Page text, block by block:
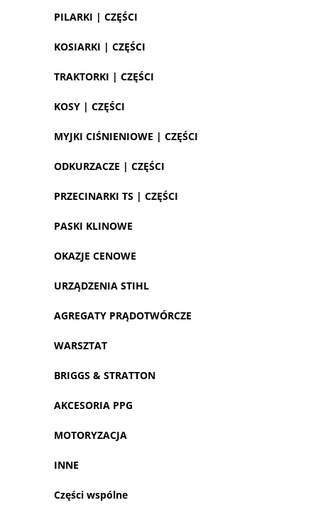
PILARKI | CZĘŚCI
KOSIARKI | CZĘŚCI
TRAKTORKI | CZĘŚCI
KOSY | CZĘŚCI
MYJKI CIŚNIENIOWE | CZĘŚCI
ODKURZACZE | CZĘŚCI
PRZECINARKI TS | CZĘŚCI
PASKI KLINOWE
OKAZJE CENOWE
URZĄDZENIA STIHL
AGREGATY PRĄDOTWÓRCZE
WARSZTAT
BRIGGS & STRATTON
AKCESORIA PPG
MOTORYZACJA
INNE
Części wspólne